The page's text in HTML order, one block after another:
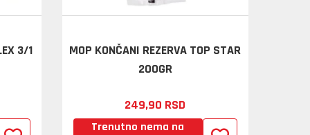
3/1
MOP KONČANI REZERVA TOP STAR
200GR
249,90 RSD
Trenutno nema na